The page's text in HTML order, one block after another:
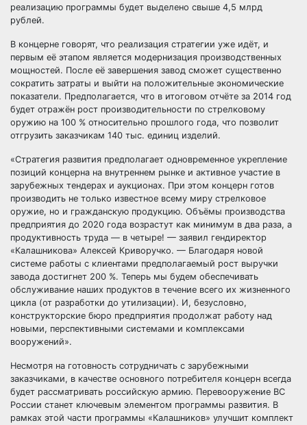
реализацию программы будет выделено свыше 4,5 млрд
рублей.
В концерне говорят, что реализация стратегии уже идёт, и
первым её этапом является модернизация производственных
мощностей. После её завершения завод сможет существенно
сократить затраты и выйти на положительные экономические
показатели. Предполагается, что в итоговом отчёте за 2014 год
будет отражён рост производительности по стрелковому
оружию на 100 % относительно прошлого года, что позволит
отгрузить заказчикам 140 тыс. единиц изделий.
«Стратегия развития предполагает одновременное укрепление
позиций концерна на внутреннем рынке и активное участие в
зарубежных тендерах и аукционах. При этом концерн готов
производить не только известное всему миру стрелковое
оружие, но и гражданскую продукцию. Объёмы производства
предприятия до 2020 года возрастут как минимум в два раза, а
продуктивность труда — в четыре! — заявил гендиректор
«Калашникова» Алексей Криворучко. — Благодаря новой
системе работы с клиентами предполагаемый рост выручки
завода достигнет 200 %. Теперь мы будем обеспечивать
обслуживание наших продуктов в течение всего их жизненного
цикла (от разработки до утилизации). И, безусловно,
конструкторские бюро предприятия продолжат работу над
новыми, перспективными системами и комплексами
вооружений».
Несмотря на готовность сотрудничать с зарубежными
заказчиками, в качестве основного потребителя концерн всегда
будет рассматривать российскую армию. Перевооружение ВС
России станет ключевым элементом программы развития. В
рамках этой части программы «Калашников» улучшит комплект